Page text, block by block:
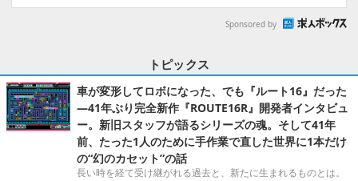
Sponsored by
トピックス
車が変形してロボになった、でも『ルート16』だった
―41年ぶり完全新作『ROUTE16R』開発者インタビュ
ー。新旧スタッフが語るシリーズの魂。そして41年
前、たった1人のために手作業で直した世界に1本だけ
の“幻のカセット”の話
長い時を経て受け継がれる過去と、新たに生まれるものとは。